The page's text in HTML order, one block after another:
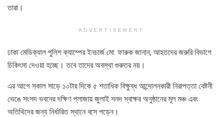
তারা।
ADVERTISEMENT
ঢাকা মেডিক্যাল পুলিশ ক্যাম্পের ইনচার্জ মো. ফারুক জানান, আহতদের জরুরি বিভাগে
চিকিৎসা দেওয়া হচ্ছে। তবে তাদের অবস্থা গুরুতর নয়।
এর আগে সকাল সাড়ে ১০টার দিকে ৫ শতাধিক বিক্ষুব্ধ আন্দোলনকারী নিরাপত্তা বেষ্টনী
ভেঙে সংসদ ভবনের দক্ষিণ প্লাজায় জুলাই সনদ স্বাক্ষর অনুষ্ঠানের মূল মঞ্চ এবং
অতিথিদের জন্য নির্ধারিত স্থানে বসে পড়েন।